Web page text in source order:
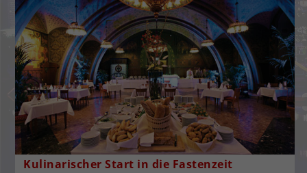
Kulinarischer Start in die Fastenzeit